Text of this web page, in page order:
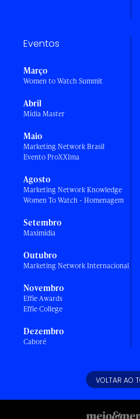
Eventos
Março
Women to Watch Summit
Abril
Mídia Master
Maio
Marketing Network Brasil
Evento ProXXIma
Agosto
Marketing Network Knowledge
Women To Watch - Homenagem
Setembro
Maximídia
Outubro
Marketing Network Internacional
Novembro
Effie Awards
Effie College
Dezembro
Caboré
VOLTAR AO